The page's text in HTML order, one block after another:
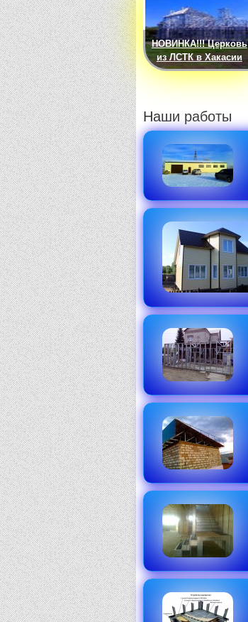
НОВИНКА!!! Церковь
из ЛСТК в Хакасии
Наши работы